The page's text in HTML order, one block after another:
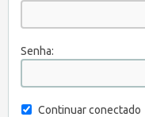
Senha:
Continuar conectado